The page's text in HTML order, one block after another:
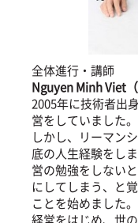
全体進行・講師
Nguyen Minh Viet（
2005年に技術者出
営をしていました。
しかし、リーマン
底の人生経験をし
営の勉強をしない
にしてしまう、と
ことを始めました。
経営をはじめ、世